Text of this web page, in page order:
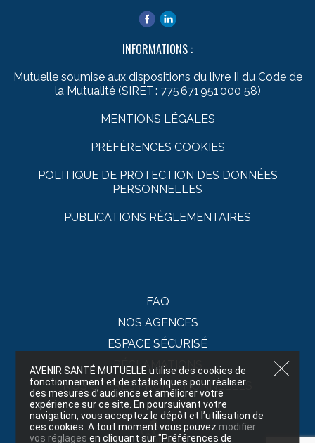
INFORMATIONS :
Mutuelle soumise aux dispositions du livre II du Code de
la Mutualité (SIRET : 775 671 951 000 58)
MENTIONS LÉGALES
PRÉFÉRENCES COOKIES
POLITIQUE DE PROTECTION DES DONNÉES
PERSONNELLES
PUBLICATIONS RÈGLEMENTAIRES
FAQ
NOS AGENCES
ESPACE SÉCURISÉ
RÉCLAMATIONS
NOS OFFRES PROMOTIONNELLES
AVENIR SANTÉ MUTUELLE utilise des cookies de
fonctionnement et de statistiques pour réaliser
des mesures d’audience et améliorer votre
expérience sur ce site. En poursuivant votre
navigation, vous acceptez le dépôt et l’utilisation de
ces cookies. A tout moment vous pouvez modifier
vos réglages en cliquant sur "Préférences de